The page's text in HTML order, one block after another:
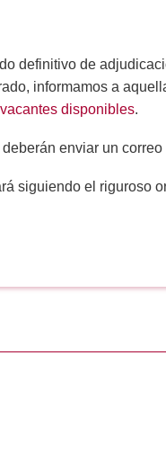
definitivo de
informamos a
vacantes disponibles.
enviar un
siguiendo el riguroso